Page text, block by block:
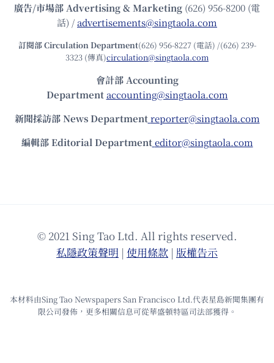
廣告/市場部Advertising & Marketing (626) 956-8200 (電
話) /advertisements@singtaola.com
訂閱部 Circulation Department(626) 956-8227 (電話) /(626) 239-
3323 (傳真)circulation@singtaola.com
會計部 Accounting
Department accounting@singtaola.com
新聞採訪部 News Department reporter@singtaola.com
編輯部 Editorial Department editor@singtaola.com
© 2021 Sing Tao Ltd. All rights reserved.
私隱政策聲明 | 使⽤條款 | 版權告⽰
本材料由Sing Tao Newspapers San Francisco Ltd.代表星島新聞集團有
限公司發佈，更多相關信息可從華盛頓特區司法部獲得。